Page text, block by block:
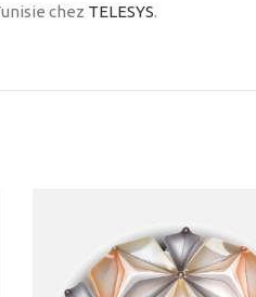
chez TELESYS.